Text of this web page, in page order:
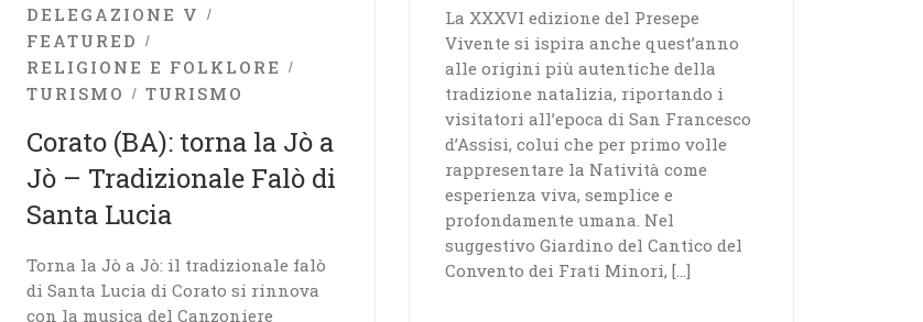
La XXXVI edizione del Presepe
Vivente si ispira anche quest’anno
alle origini più autentiche della
tradizione natalizia, riportando i
visitatori all’epoca di San Francesco
d’Assisi, colui che per primo volle
rappresentare la Natività come
esperienza viva, semplice e
profondamente umana. Nel
suggestivo Giardino del Cantico del
Convento dei Frati Minori, […]
DELEGAZIONE V
FEATURED
RELIGIONE E FOLKLORE
TURISMO
TURISMO
Corato (BA): torna la Jò a
Jò – Tradizionale Falò di
Santa Lucia
Torna la Jò a Jò: il tradizionale falò
di Santa Lucia di Corato si rinnova
con la musica del Canzoniere